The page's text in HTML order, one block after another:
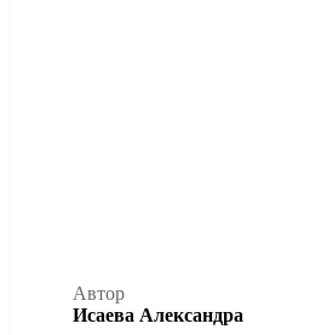
Автор
Исаева Александра